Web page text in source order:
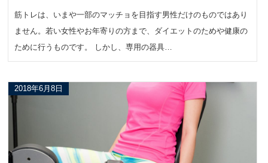
筋トレは、いまや一部のマッチョを目指す男性だけのものではあり
ません。若い女性やお年寄りの方まで、ダイエットのためや健康の
ために行うものです。 しかし、専用の器具…
2018年6月8日